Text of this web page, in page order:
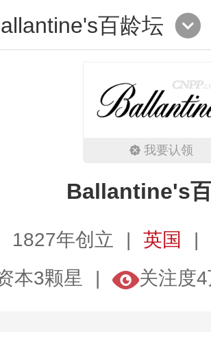
百龄坛
我要认领
Ballantine's
1827年创立
英国
本3颗星
关注度